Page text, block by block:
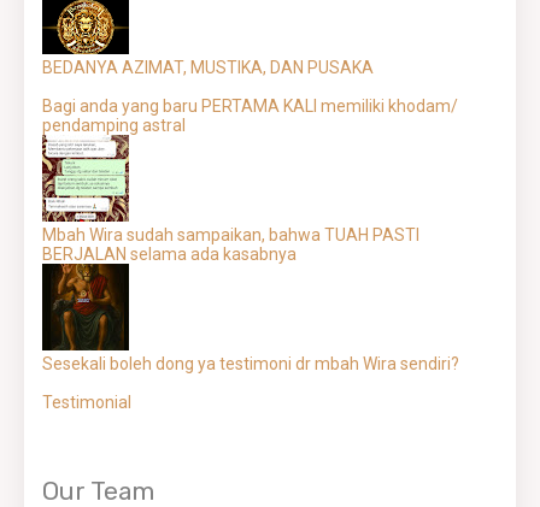
BEDANYA AZIMAT, MUSTIKA, DAN PUSAKA
Bagi anda yang baru PERTAMA KALI memiliki khodam/
pendamping astral
Mbah Wira sudah sampaikan, bahwa TUAH PASTI
BERJALAN selama ada kasabnya
Sesekali boleh dong ya testimoni dr mbah Wira sendiri?
Testimonial
Our Team